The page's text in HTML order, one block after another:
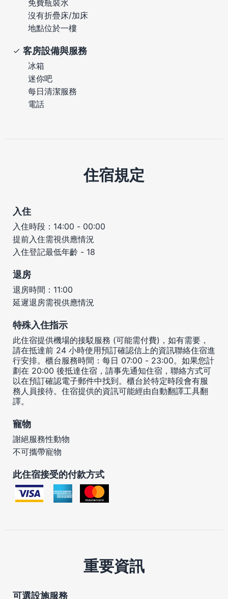
免費瓶裝水
沒有折疊床/加床
地點位於一樓
客房設備與服務
冰箱
迷你吧
每日清潔服務
電話
住宿規定
入住
入住時段：14:00 - 00:00
提前入住需視供應情況
入住登記最低年齡 - 18
退房
退房時間：11:00
延遲退房需視供應情況
特殊入住指示
此住宿提供機場的接駁服務 (可能需付費)，如有需要，
請在抵達前 24 小時使用預訂確認信上的資訊聯絡住宿進
行安排。櫃台服務時間：每日 07:00 - 23:00。如果您計
劃在 20:00 後抵達住宿，請事先通知住宿，聯絡方式可
以在預訂確認電子郵件中找到。櫃台於特定時段會有服
務人員接待。住宿提供的資訊可能經由自動翻譯工具翻
譯。
寵物
謝絕服務性動物
不可攜帶寵物
此住宿接受的付款方式
重要資訊
可選設施服務